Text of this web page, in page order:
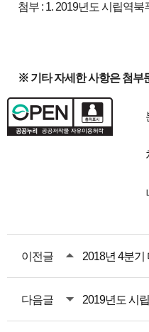
첨부 : 1. 2019년도 시립역
※ 기타 자세한 사항은 첨부
이전글
다음글 2019년도 시